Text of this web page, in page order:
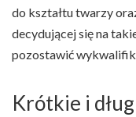
do kształtu twarzy
decydującej się na
pozostawić
Krótkie i